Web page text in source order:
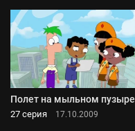
Полет на мыльном пузыре
27 серия 17.10.2009